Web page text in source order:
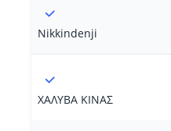
Nikkindenji
ΧΑΛΥΒΑ ΚΙΝΑΣ